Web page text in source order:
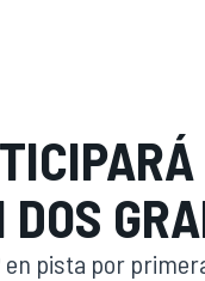
en pista por